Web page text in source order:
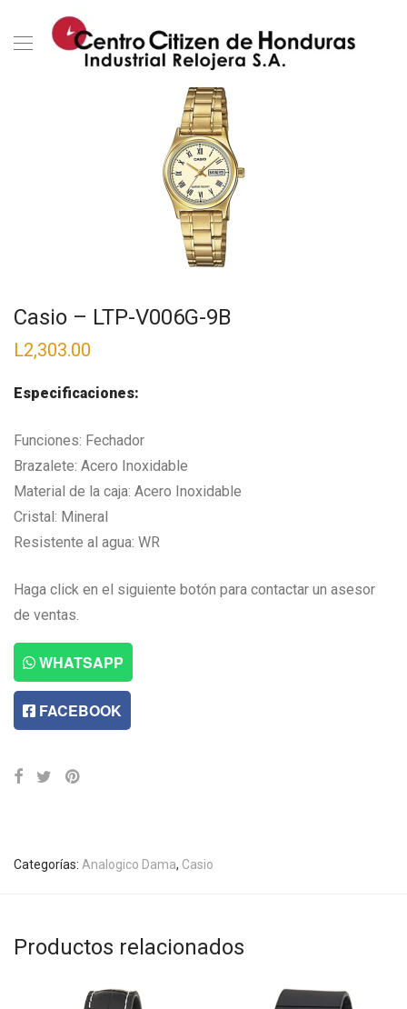
Casio – LTP-V006G-9B
L2,303.00
Especificaciones:
Funciones: Fechador
Brazalete: Acero Inoxidable
Material de la caja: Acero Inoxidable
Cristal: Mineral
Resistente al agua: WR
Haga click en el siguiente botón para contactar un asesor
de ventas.
WHATSAPP
FACEBOOK
Categorías: Analogico Dama, Casio
Productos relacionados